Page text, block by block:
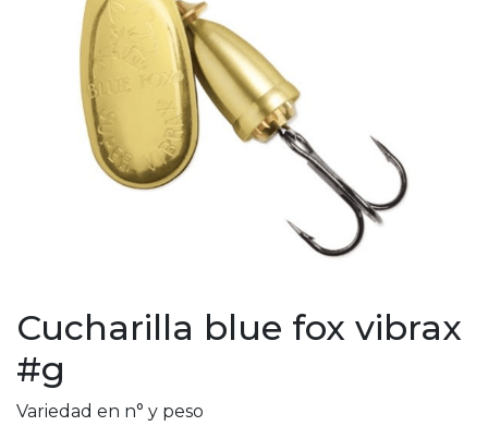
Cucharilla blue fox vibrax
#g
Variedad en n° y peso